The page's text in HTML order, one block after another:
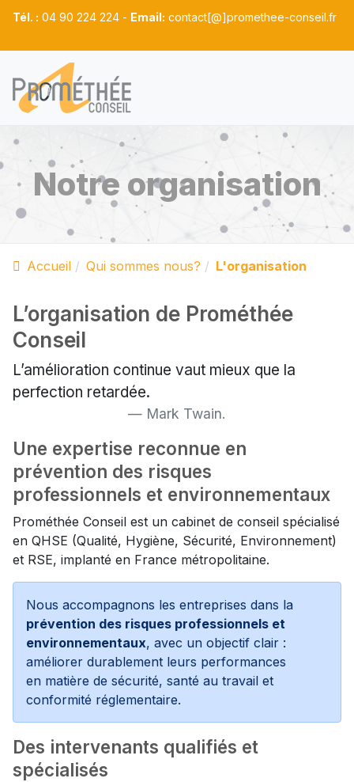
Tél. : 04 90 224 224 - Email: contact[@]promethee-conseil.fr
Notre organisation
Accueil Qui sommes nous? L'organisation
L’organisation de Prométhée
Conseil
L’amélioration continue vaut mieux que la
perfection retardée.
Mark Twain.
Une expertise reconnue en
prévention des risques
professionnels et environnementaux
Prométhée Conseil est un cabinet de conseil spécialisé
en QHSE (Qualité, Hygiène, Sécurité, Environnement)
et RSE, implanté en France métropolitaine.
Nous accompagnons les entreprises dans la
prévention des risques professionnels et
environnementaux, avec un objectif clair :
améliorer durablement leurs performances
en matière de sécurité, santé au travail et
conformité réglementaire.
Des intervenants qualifiés et
spécialisés